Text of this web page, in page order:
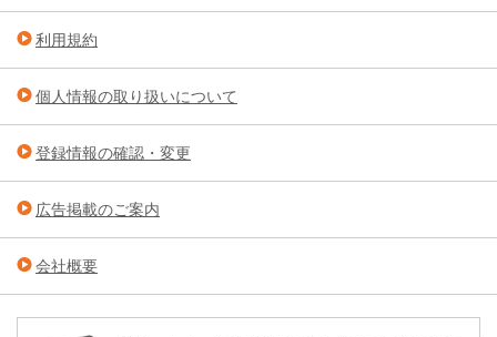
利用規約
個人情報の取り扱いについて
登録情報の確認・変更
広告掲載のご案内
会社概要